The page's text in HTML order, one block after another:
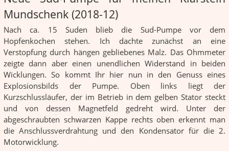
Mundschenk (2018-12)
Nach ca. 15 Suden blieb die Sud-Pumpe vor dem
Hopfenkochen stehen. Ich dachte zunächst an eine
Verstopfung durch hängen gebliebenes Malz. Das Ohmmeter
zeigte dann aber einen unendlichen Widerstand in beiden
Wicklungen. So kommt Ihr hier nun in den Genuss eines
Explosionsbilds der Pumpe. Oben links liegt der
Kurzschlussläufer, der im Betrieb in dem gelben Stator steckt
und von dessen Magnetfeld gedreht wird. Unter der
abgeschraubten schwarzen Kappe rechts oben erkennt man
die Anschlussverdrahtung und den Kondensator für die 2.
Motorwicklung.